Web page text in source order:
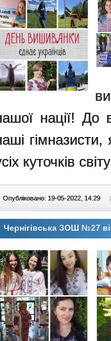
нації! До
куточків
Опубліковано: 19-05-2022, 14:29 |
Чернігівська ЗОШ №27